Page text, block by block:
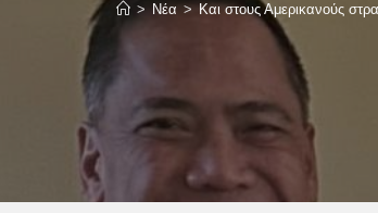
> Νέα > Και στους Αμερικανούς